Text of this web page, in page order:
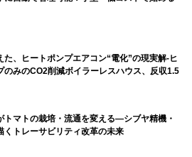
た、ヒートポンプエアコン“電化”の現実解-ヒ
のみのCO2削減ボイラーレスハウス、反収1.5
トマトの栽培・流通を変える―シブヤ精機・
くトレーサビリティ改革の未来